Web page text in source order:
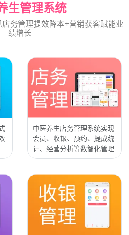
生管理系统
务管理提效降本+营销获客赋能业
绩增长
中医养生店务管理系统实现
会员、收银、预约、提成统
计、经营分析等数智化管理